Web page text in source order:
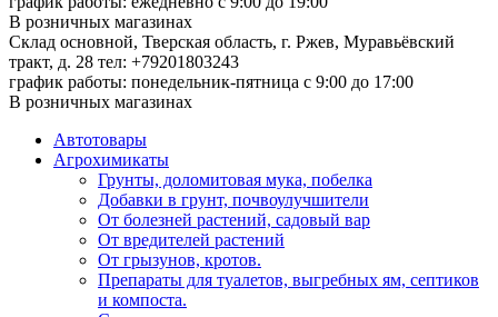
В розничных магазинах
Склад основной, Тверская область, г. Ржев, Муравьёвский
тракт, д. 28 тел: +79201803243
график работы: понедельник-пятница с 9:00 до 17:00
В розничных магазинах
Автотовары
Агрохимикаты
Грунты, доломитовая мука, побелка
Добавки в грунт, почвоулучшители
От болезней растений, садовый вар
От вредителей растений
От грызунов, кротов.
Препараты для туалетов, выгребных ям, септиков
и компоста.